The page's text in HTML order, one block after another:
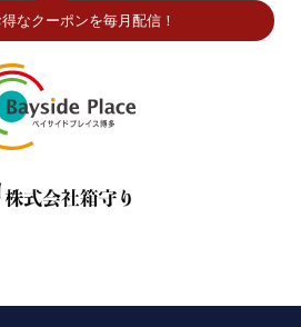
なクーポンを毎月配信！